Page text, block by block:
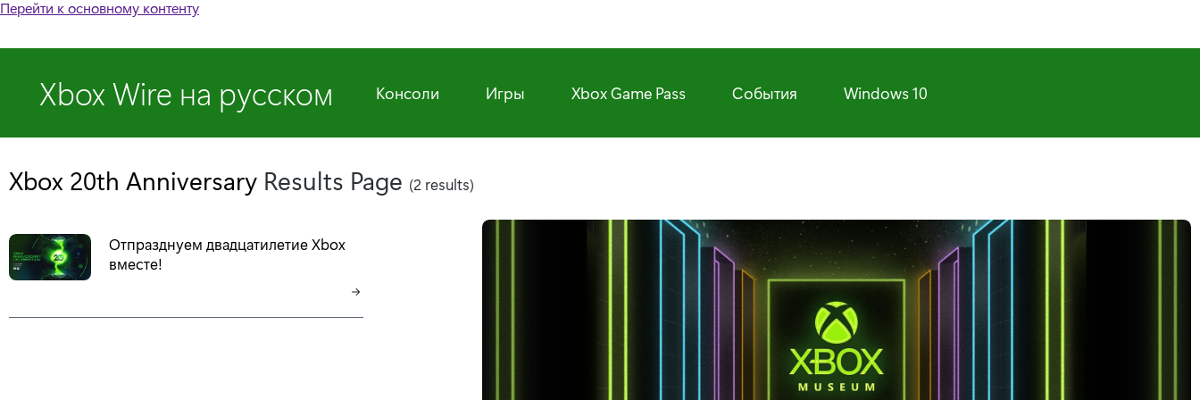
Перейти к основному контенту
Xbox Wire на русском Консоли Игры Xbox Game Pass События Windows 10
Xbox 20th Anniversary Results Page (2 results)
Отпразднуем двадцатилетие Xbox
вместе!